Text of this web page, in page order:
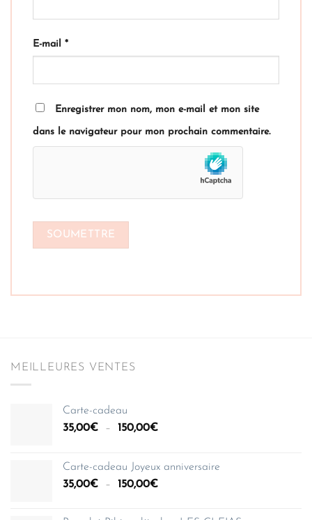
E-mail *
Enregistrer mon nom, mon e-mail et mon site
dans le navigateur pour mon prochain commentaire.
MEILLEURES VENTES
Carte-cadeau
35,00€ – 150,00€Plage
35,00€
à
Carte-cadeau Joyeux anniversaire
35,00€ – 150,00€Plage